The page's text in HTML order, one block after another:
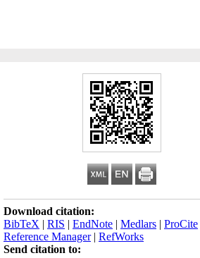
Download citation:
BibTeX | RIS | EndNote | Medlars | ProCite
Reference Manager| RefWorks
Send citation to: